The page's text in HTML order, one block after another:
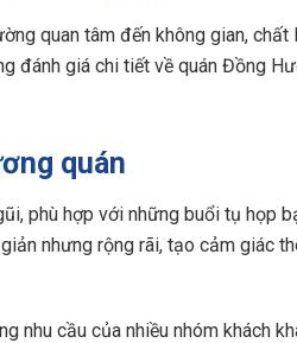
quan tâm đến không gian,
đánh giá chi tiết về quán Đồng
quán
phù hợp với những buổi tụ họp
nhưng rộng rãi, tạo cảm giác
nhu cầu của nhiều nhóm khách